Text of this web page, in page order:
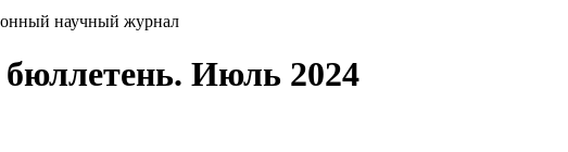
научный журнал
Июль 2024